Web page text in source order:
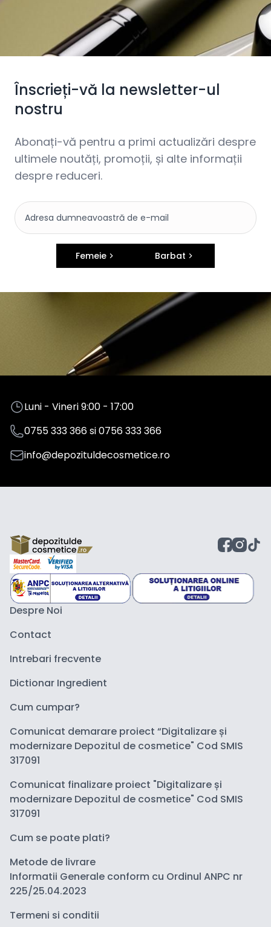
Înscrieți-vă la newsletter-ul
nostru
Abonați-vă pentru a primi actualizări despre
ultimele noutăți, promoții, și alte informații
despre reduceri.
Femeie Barbat
Luni - Vineri 9:00 - 17:00
0755 333 366si0756 333 366
info@depozituldecosmetice.ro
Despre Noi
Contact
Intrebari frecvente
Dictionar Ingredient
Cum cumpar?
Comunicat demarare proiect “Digitalizare și
modernizare Depozitul de cosmetice" Cod SMIS
317091
Comunicat finalizare proiect "Digitalizare și
modernizare Depozitul de cosmetice" Cod SMIS
317091
Cum se poate plati?
Metode de livrare
Informatii Generale conform cu Ordinul ANPC nr
225/25.04.2023
Termeni si conditii